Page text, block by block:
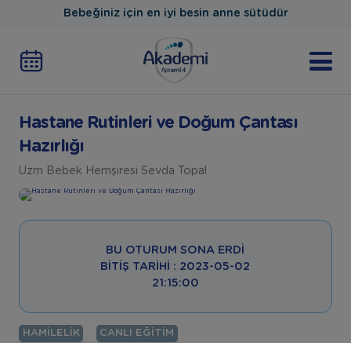
Bebeğiniz için en iyi besin anne sütüdür
Hastane Rutinleri ve Doğum Çantası
Hazırlığı
Uzm Bebek Hemşiresi Sevda Topal
BU OTURUM SONA ERDI
BITIŞ TARIHI : 2023-05-02
21:15:00
HAMILELIK CANLI EĞITIM